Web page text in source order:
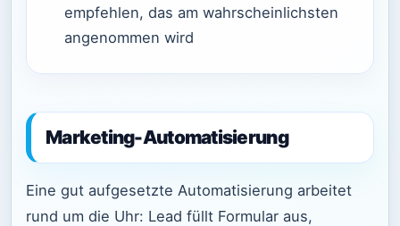
empfehlen, das am wahrscheinlichsten
angenommen wird
Marketing-Automatisierung
Eine gut aufgesetzte Automatisierung arbeitet
rund um die Uhr: Lead füllt Formular aus,